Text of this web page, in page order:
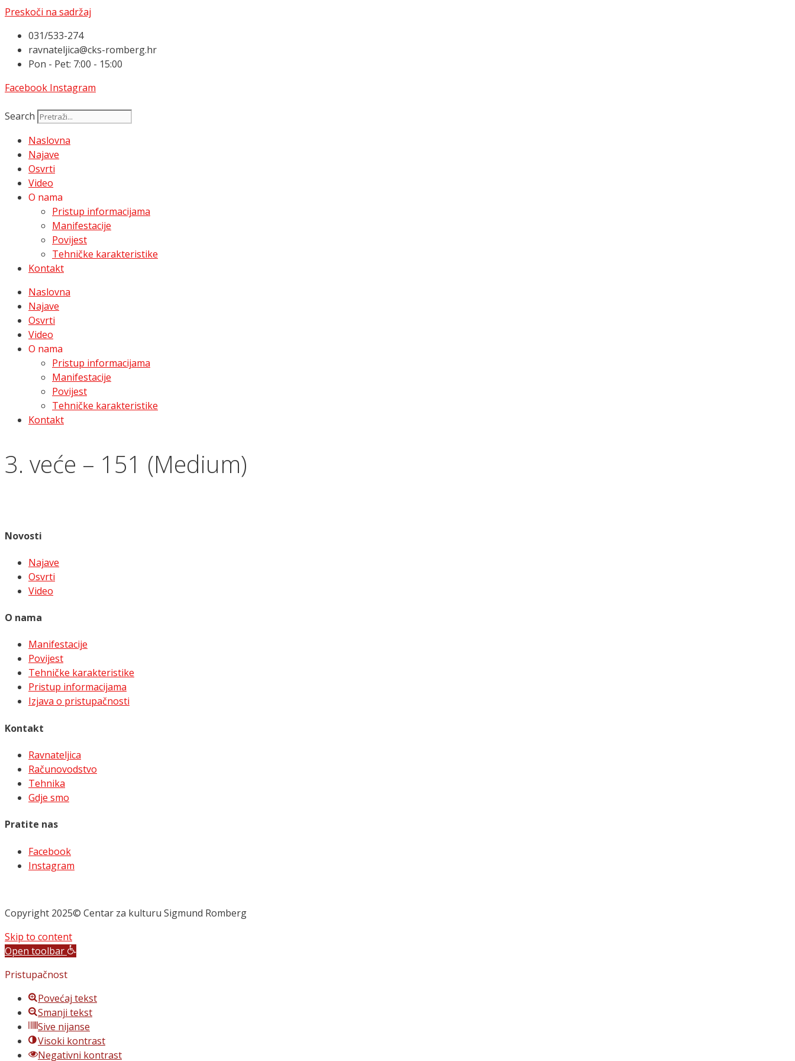
Preskoči na sadržaj
031/533-274
ravnateljica@cks-romberg.hr
Pon - Pet: 7:00 - 15:00
Facebook Instagram
Search
Naslovna
Najave
Osvrti
Video
O nama
Pristup informacijama
Manifestacije
Povijest
Tehničke karakteristike
Kontakt
Naslovna
Najave
Osvrti
Video
O nama
Pristup informacijama
Manifestacije
Povijest
Tehničke karakteristike
Kontakt
3. veće – 151 (Medium)
Novosti
Najave
Osvrti
Video
O nama
Manifestacije
Povijest
Tehničke karakteristike
Pristup informacijama
Izjava o pristupačnosti
Kontakt
Ravnateljica
Računovodstvo
Tehnika
Gdje smo
Pratite nas
Facebook
Instagram
Copyright 2025© Centar za kulturu Sigmund Romberg
Skip to content
Open toolbar
Pristupačnost
Povećaj tekst
Smanji tekst
Sive nijanse
Visoki kontrast
Negativni kontrast